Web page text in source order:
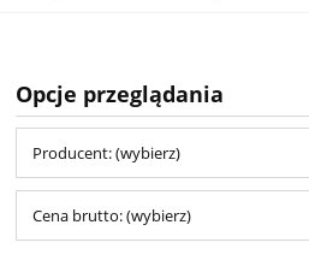
Opcje przeglądania
Producent: (wybierz)
Cena brutto: (wybierz)